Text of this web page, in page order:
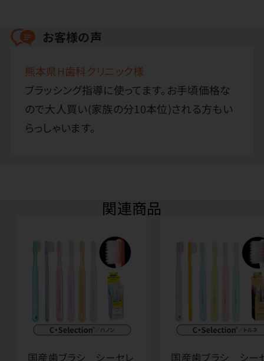
お客様の声
熊本県H歯科クリニック様
ブラッシング指導に使ってます。お手頃価格な
ので大人買い(家族の分10本位)される方もい
らっしゃいます。
関連商品
国産歯ブラシ シーセレ
国産歯ブラシ シー